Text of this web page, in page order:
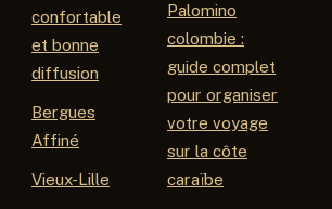
confortable
et bonne
diffusion
Bergues
Affiné
Vieux-Lille
Palomino
colombie :
guide complet
pour organiser
votre voyage
sur la côte
caraïbe